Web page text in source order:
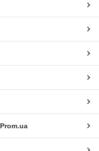
Prom.ua